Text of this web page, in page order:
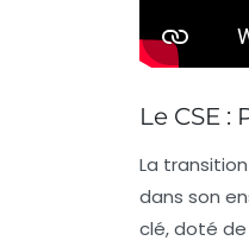
Le CSE
La
dans son
clé, doté de